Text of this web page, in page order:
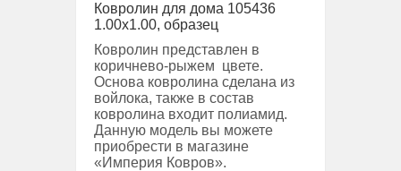
Ковролин для дома 105436
1.00х1.00, образец
Ковролин представлен в
коричнево-рыжем цвете.
Основа ковролина сделана из
войлока, также в состав
ковролина входит полиамид.
Данную модель вы можете
приобрести в магазине
«Империя Ковров».